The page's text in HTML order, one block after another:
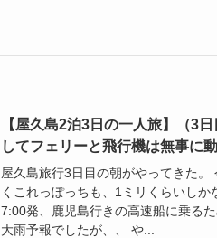
【屋久島2泊3日の一人旅】（3
してフェリーと飛行機は無事に
屋久島旅行3日目の朝がやってきた
くこれっぽっちも、1ミリくらいし
7:00発、鹿児島行きの高速船に乗る
大雨予報でしたが、、 や...